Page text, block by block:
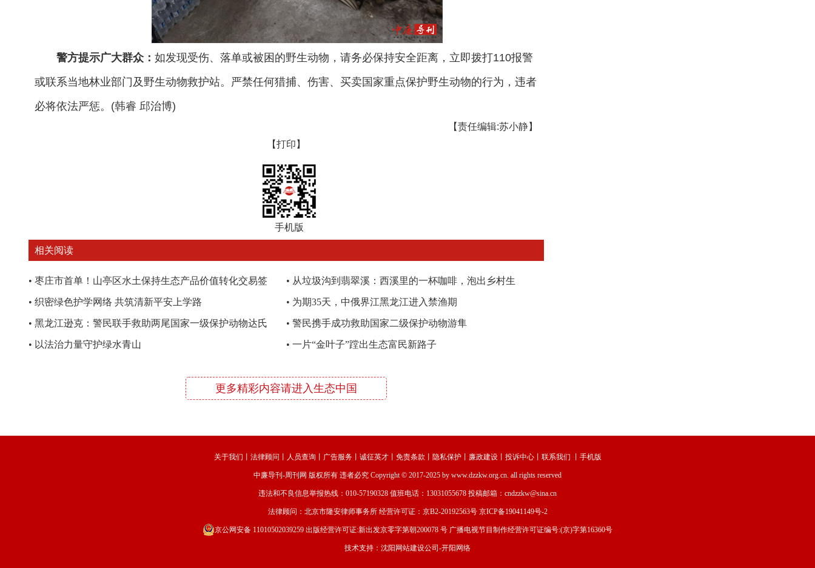
警方提示广大群众： 如发现受伤、落单或被困的野生动物，请务必保持安全距离，立即拨打110报警
或联系当地林业部门及野生动物救护站。严禁任何猎捕、伤害、买卖国家重点保护野生动物的行为，违者
必将依法严惩。(韩睿 邱治博)
【责任编辑:苏小静】
【打印】
手机版
相关阅读
• 枣庄市首单！山亭区水土保持生态产品价值转化交易签
约仪式举行
• 从垃圾沟到翡翠溪：西溪里的一杯咖啡，泡出乡村生
态“清凉经济”
• 织密绿色护学网络 共筑清新平安上学路 • 为期35天，中俄界江黑龙江进入禁渔期
• 黑龙江逊克：警民联手救助两尾国家一级保护动物达氏
鳇
• 警民携手成功救助国家二级保护动物游隼
• 以法治力量守护绿水青山 • 一片“金叶子”蹚出生态富民新路子
更多精彩内容请进入生态中国
关于我们 法律顾问 人员查询 广告服务丨 诚征英才丨 免责条款 隐私保护丨 廉政建设丨 投诉中心丨 联系我们 手机版
中廉导刊-周刊网 版权所有 违者必究 Copyright © 2017-2025 by www.dzzkw.org.cn. all rights reserved
违法和不良信息举报热线：010-57190328 值班电话：13031055678 投稿邮箱：cndzzkw@sina.cn
法律顾问：北京市隆安律师事务所 经营许可证： 京B2-20192563号 京ICP备19041149号-2
京公网安备 11010502039259 出版经营许可证:新出发京零字第朝200078 号 广播电视节目制作经营许可证编号:(京)字第16360号
技术支持： 沈阳网站建设公司-开阳网络